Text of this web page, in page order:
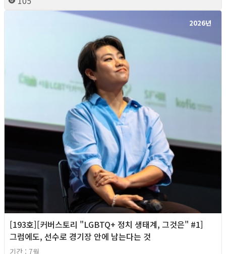
2026년
[193호][커버스토리 "LGBTQ+ 정치 생태계, 그것은" #1]
그럼에도, 선수로 경기장 안에 남는다는 것
기간 : 7월